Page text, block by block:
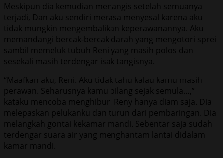
Meskipun dia kemudian menangis setelah semuanya
terjadi, Dan aku sendiri merasa menyesal karena aku
tidak mungkin mengembalikan keperawanannya. Aku
memandangi bercak-bercak darah yang mengotori sprei
sambil memeluk tubuh Reni yang masih polos dan
sesekali masih terdengar isak tangisnya.
“Maafkan aku, Reni. Aku tidak tahu kalau kamu masih
perawan. Seharusnya kamu bilang sejak semula…,”
kataku mencoba menghibur. Reny hanya diam saja. Dia
melepaskan pelukanku dan turun dari pembaringan. Dia
melangkah gontai kekamar mandi. Sebentar saja sudah
terdengar suara air yang menghantam lantai didalam
kamar mandi.